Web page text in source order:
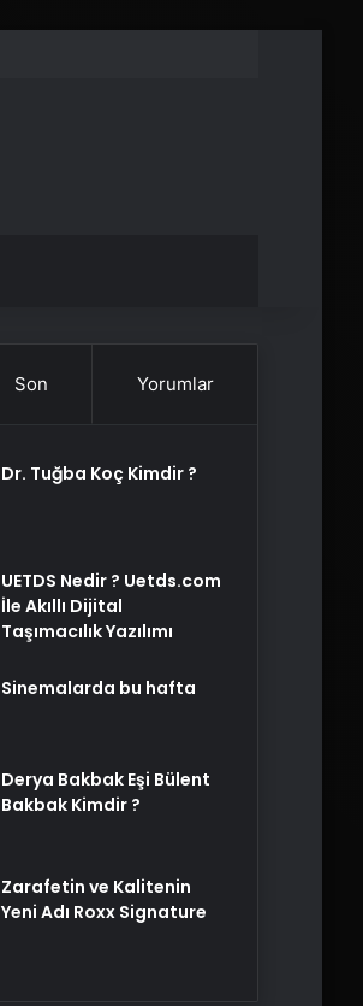
Son Yorumlar
Dr. Tuğba Koç Kimdir ?
UETDS Nedir ? Uetds.com
İle Akıllı Dijital
Taşımacılık Yazılımı
Sinemalarda bu hafta
Derya Bakbak Eşi Bülent
Bakbak Kimdir ?
Zarafetin ve Kalitenin
Yeni Adı Roxx Signature